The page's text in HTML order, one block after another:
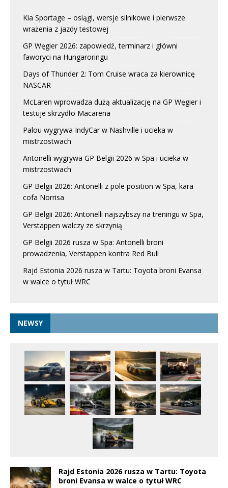
Kia Sportage – osiągi, wersje silnikowe i pierwsze
wrażenia z jazdy testowej
GP Węgier 2026: zapowiedź, terminarz i główni
faworyci na Hungaroringu
Days of Thunder 2: Tom Cruise wraca za kierownicę
NASCAR
McLaren wprowadza dużą aktualizację na GP Węgier i
testuje skrzydło Macarena
Palou wygrywa IndyCar w Nashville i ucieka w
mistrzostwach
Antonelli wygrywa GP Belgii 2026 w Spa i ucieka w
mistrzostwach
GP Belgii 2026: Antonelli z pole position w Spa, kara
cofa Norrisa
GP Belgii 2026: Antonelli najszybszy na treningu w Spa,
Verstappen walczy ze skrzynią
GP Belgii 2026 rusza w Spa: Antonelli broni
prowadzenia, Verstappen kontra Red Bull
Rajd Estonia 2026 rusza w Tartu: Toyota broni Evansa
w walce o tytuł WRC
NEWSY
Rajd Estonia 2026 rusza w Tartu: Toyota
broni Evansa w walce o tytuł WRC